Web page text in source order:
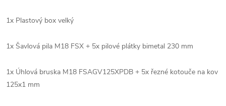
1x Plastový box velký
1x Šavlová pila M18 FSX + 5x pilové plátky bimetal 230 mm
1x Úhlová bruska M18 FSAGV125XPDB + 5x řezné kotouče na kov
125x1 mm